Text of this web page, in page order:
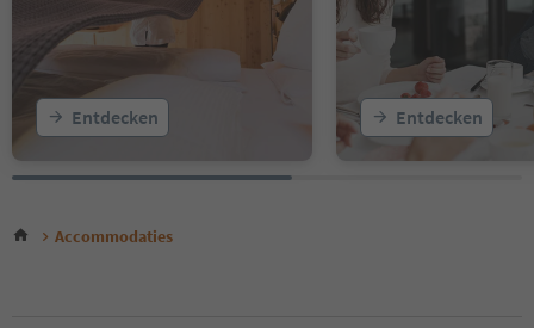
Entdecken Entdecken
Accommodaties